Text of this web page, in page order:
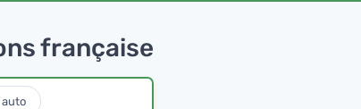
française
auto